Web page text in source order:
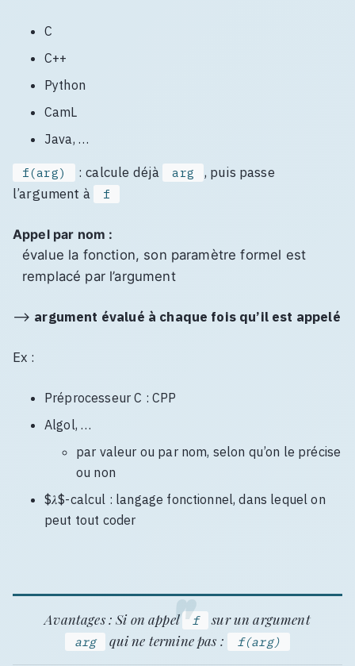
C
C++
Python
CamL
Java, …
f(arg) : calcule déjà arg
, puis passe
l’argument à
f
Appel par nom :
évalue la fonction, son paramètre formel est
remplacé par l’argument
⟶ argument évalué à chaque fois qu’il est appelé
Ex :
Préprocesseur C : CPP
Algol, …
par valeur ou par nom, selon qu’on le précise
ou non
$𝜆$-calcul : langage fonctionnel, dans lequel on
peut tout coder
Avantages: Si on appel f sur un argument
arg qui ne termine pas : f(arg)